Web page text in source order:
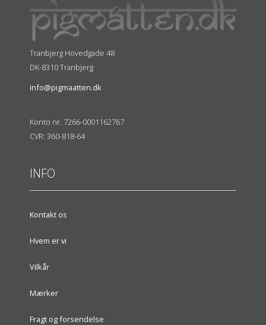
Tranbjerg Hovedgade 48
DK-8310 Tranbjerg
info@pigmaatten.dk
Konto nr. 7266-0001162767
CVR: 360-818-64
INFO
Kontakt os
Hvem er vi
Vilkår
Mærker
Fragt og forsendelse